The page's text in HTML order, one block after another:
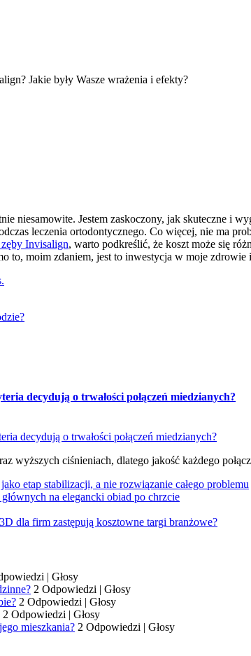
Jakie były Wasze wrażenia i efekty?
niesamowite. Jestem zaskoczony, jak skuteczne i
leczenia ortodontycznego. Co więcej, nie ma
zęby Invisalign, warto podkreślić, że koszt może się
to, moim zdaniem, jest to inwestycja w moje zdrowie
decydują o trwałości połączeń miedzianych?
wyższych ciśnieniach, dlatego jakość każdego
etap stabilizacji, a nie rozwiązanie całego problemu
na elegancki obiad po chrzcie
dla firm zastępują kosztowne targi branżowe?
| Głosy
2 Odpowiedzi | Głosy
2 Odpowiedzi | Głosy
2 Odpowiedzi | Głosy
mieszkania? 2 Odpowiedzi | Głosy